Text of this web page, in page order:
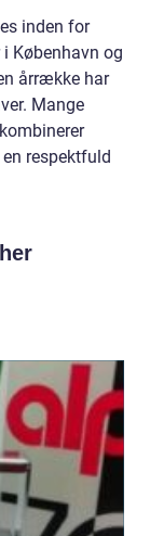
inden for
København og
årrække har
Mange
respektfuld